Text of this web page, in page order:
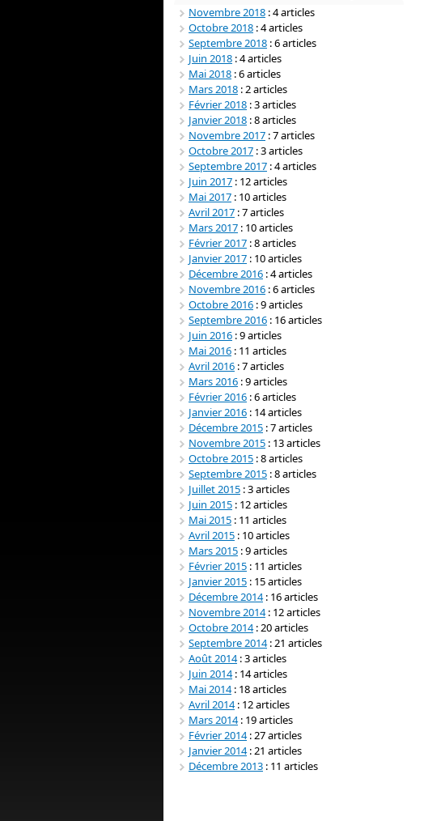
Novembre 2018 : 4 articles
Octobre 2018 : 4 articles
Septembre 2018 : 6 articles
Juin 2018 : 4 articles
Mai 2018 : 6 articles
Mars 2018 : 2 articles
Février 2018 : 3 articles
Janvier 2018 : 8 articles
Novembre 2017 : 7 articles
Octobre 2017 : 3 articles
Septembre 2017 : 4 articles
Juin 2017 : 12 articles
Mai 2017 : 10 articles
Avril 2017 : 7 articles
Mars 2017 : 10 articles
Février 2017 : 8 articles
Janvier 2017 : 10 articles
Décembre 2016 : 4 articles
Novembre 2016 : 6 articles
Octobre 2016 : 9 articles
Septembre 2016 : 16 articles
Juin 2016 : 9 articles
Mai 2016 : 11 articles
Avril 2016 : 7 articles
Mars 2016 : 9 articles
Février 2016 : 6 articles
Janvier 2016 : 14 articles
Décembre 2015 : 7 articles
Novembre 2015 : 13 articles
Octobre 2015 : 8 articles
Septembre 2015 : 8 articles
Juillet 2015 : 3 articles
Juin 2015 : 12 articles
Mai 2015 : 11 articles
Avril 2015 : 10 articles
Mars 2015 : 9 articles
Février 2015 : 11 articles
Janvier 2015 : 15 articles
Décembre 2014: 16 articles
Novembre 2014: 12 articles
Octobre 2014: 20 articles
Septembre 2014: 21 articles
Août 2014: 3 articles
Juin 2014: 14 articles
Mai 2014: 18 articles
Avril 2014: 12 articles
Mars 2014: 19 articles
Février 2014: 27 articles
Janvier 2014: 21 articles
Décembre 2013 : 11 articles